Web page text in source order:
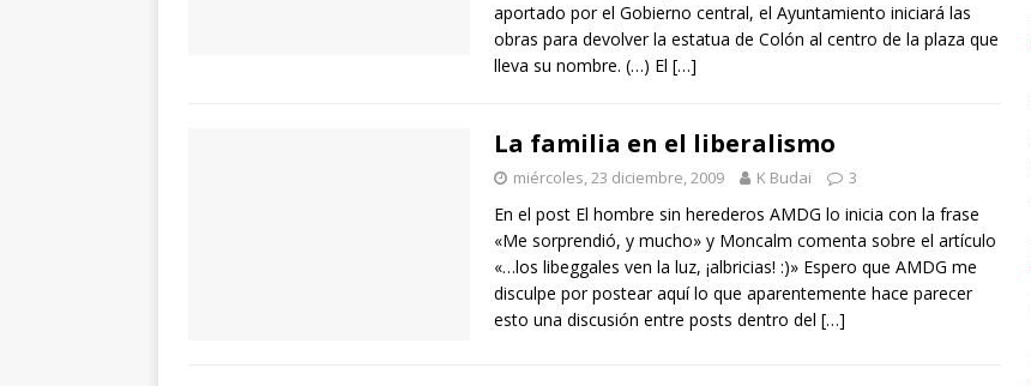
aportado por el Gobierno central, el Ayuntamiento iniciará las
obras para devolver la estatua de Colón al centro de la plaza que
lleva su nombre. (…) El […]
La familia en el liberalismo
miércoles, 23 diciembre, 2009 K Budai 3
En el post El hombre sin herederos AMDG lo inicia con la frase
«Me sorprendió, y mucho» y Moncalm comenta sobre el artículo
«…los libeggales ven la luz, ¡albricias! :)» Espero que AMDG me
disculpe por postear aquí lo que aparentemente hace parecer
esto una discusión entre posts dentro del […]